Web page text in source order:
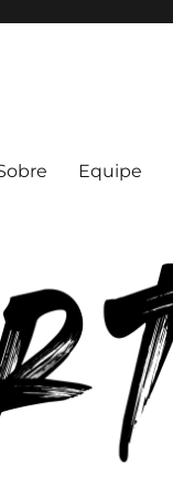
Equipe